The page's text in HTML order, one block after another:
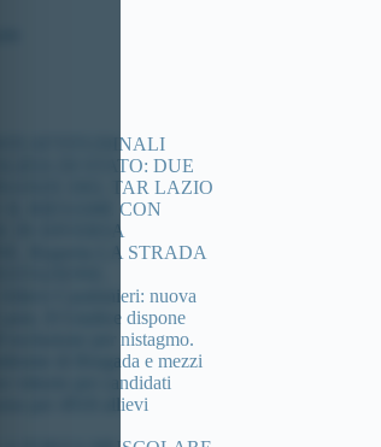
ATTITUDINALI
DI STATO: DUE
DEL TAR LAZIO
IL RIESAME CON
IN DIVERSA
Riaperta LA STRADA
Carabinieri: nuova
Il Giudice dispone
per nistagmo.
di Brugada e mezzi
vittorie per candidati
per 4918 allievi